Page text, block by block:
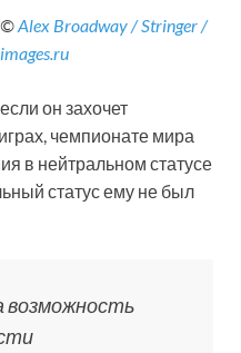
©Alex Broadway / Stringer /
он захочет
чемпионате мира
в нейтральном статусе
статус ему не был
возможность